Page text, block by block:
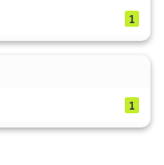
1
1